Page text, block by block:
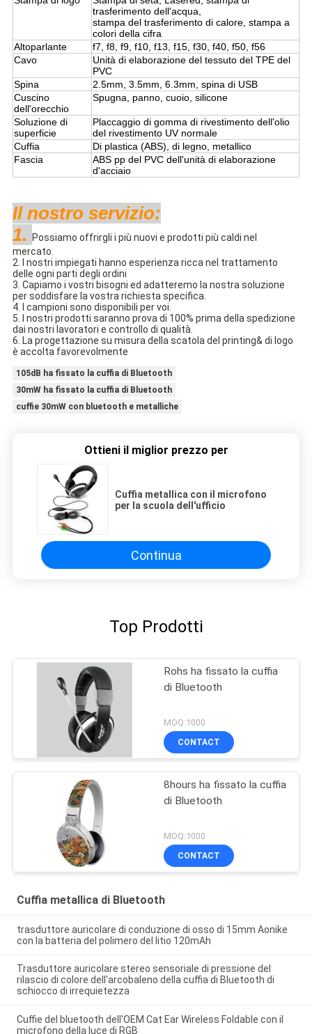
trasferimento dell'acqua,
stampa del trasferimento di calore, stampa a
colori della cifra
Altoparlante
f7, f8, f9, f10, f13, f15, f30, f40, f50, f56
Cavo
Unità di elaborazione del tessuto del TPE del
PVC
Spina
2.5mm, 3.5mm, 6.3mm, spina di USB
Cuscino
dell'orecchio
Spugna, panno, cuoio, silicone
Soluzione di
superficie
Placcaggio di gomma di rivestimento dell'olio
del rivestimento UV normale
Cuffia
Di plastica (ABS), di legno, metallico
Fascia
ABS pp del PVC dell'unità di elaborazione
d'acciaio
Il nostro servizio:
1.
Possiamo offrirgli i più nuovi e prodotti più caldi nel
mercato.
2. I nostri impiegati hanno esperienza ricca nel trattamento
delle ogni parti degli ordini
3. Capiamo i vostri bisogni ed adatteremo la nostra soluzione
per soddisfare la vostra richiesta specifica.
4. I campioni sono disponibili per voi.
5. I nostri prodotti saranno prova di 100% prima della spedizione
dai nostri lavoratori e controllo di qualità.
6. La progettazione su misura della scatola del printing& di logo
è accolta favorevolmente
105dB ha fissato la cuffia di Bluetooth
30mW ha fissato la cuffia di Bluetooth
cuffie 30mW con bluetooth e metalliche
Ottieni il miglior prezzo per
Cuffia metallica con il microfono
per la scuola dell'ufficio
Continua
Top Prodotti
Rohs ha fissato la cuffia
di Bluetooth
MOQ:1000
CONTACT
8hours ha fissato la cuffia
di Bluetooth
MOQ:1000
CONTACT
Cuffia metallica di Bluetooth
trasduttore auricolare di conduzione di osso di 15mm Aonike
con la batteria del polimero del litio 120mAh
Trasduttore auricolare stereo sensoriale di pressione del
rilascio di colore dell'arcobaleno della cuffia di Bluetooth di
schiocco di irrequietezza
Cuffie del bluetooth dell'OEM Cat Ear Wireless Foldable con il
microfono della luce di RGB